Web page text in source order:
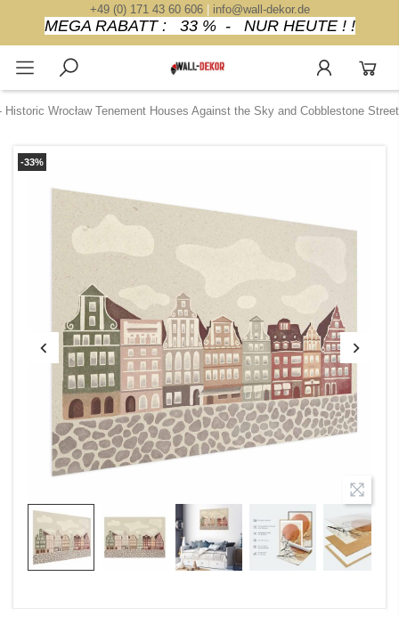
+49 (0) 171 43 60 606| info@wall-dekor.de
MEGA RABATT : 33 % - NUR HEUTE ! !
Wrocław Tenement Houses Against the Sky and Cobblestone Street
-33%